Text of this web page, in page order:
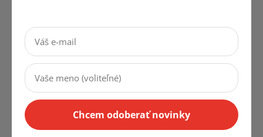
Instagram
Chcem odoberať novinky